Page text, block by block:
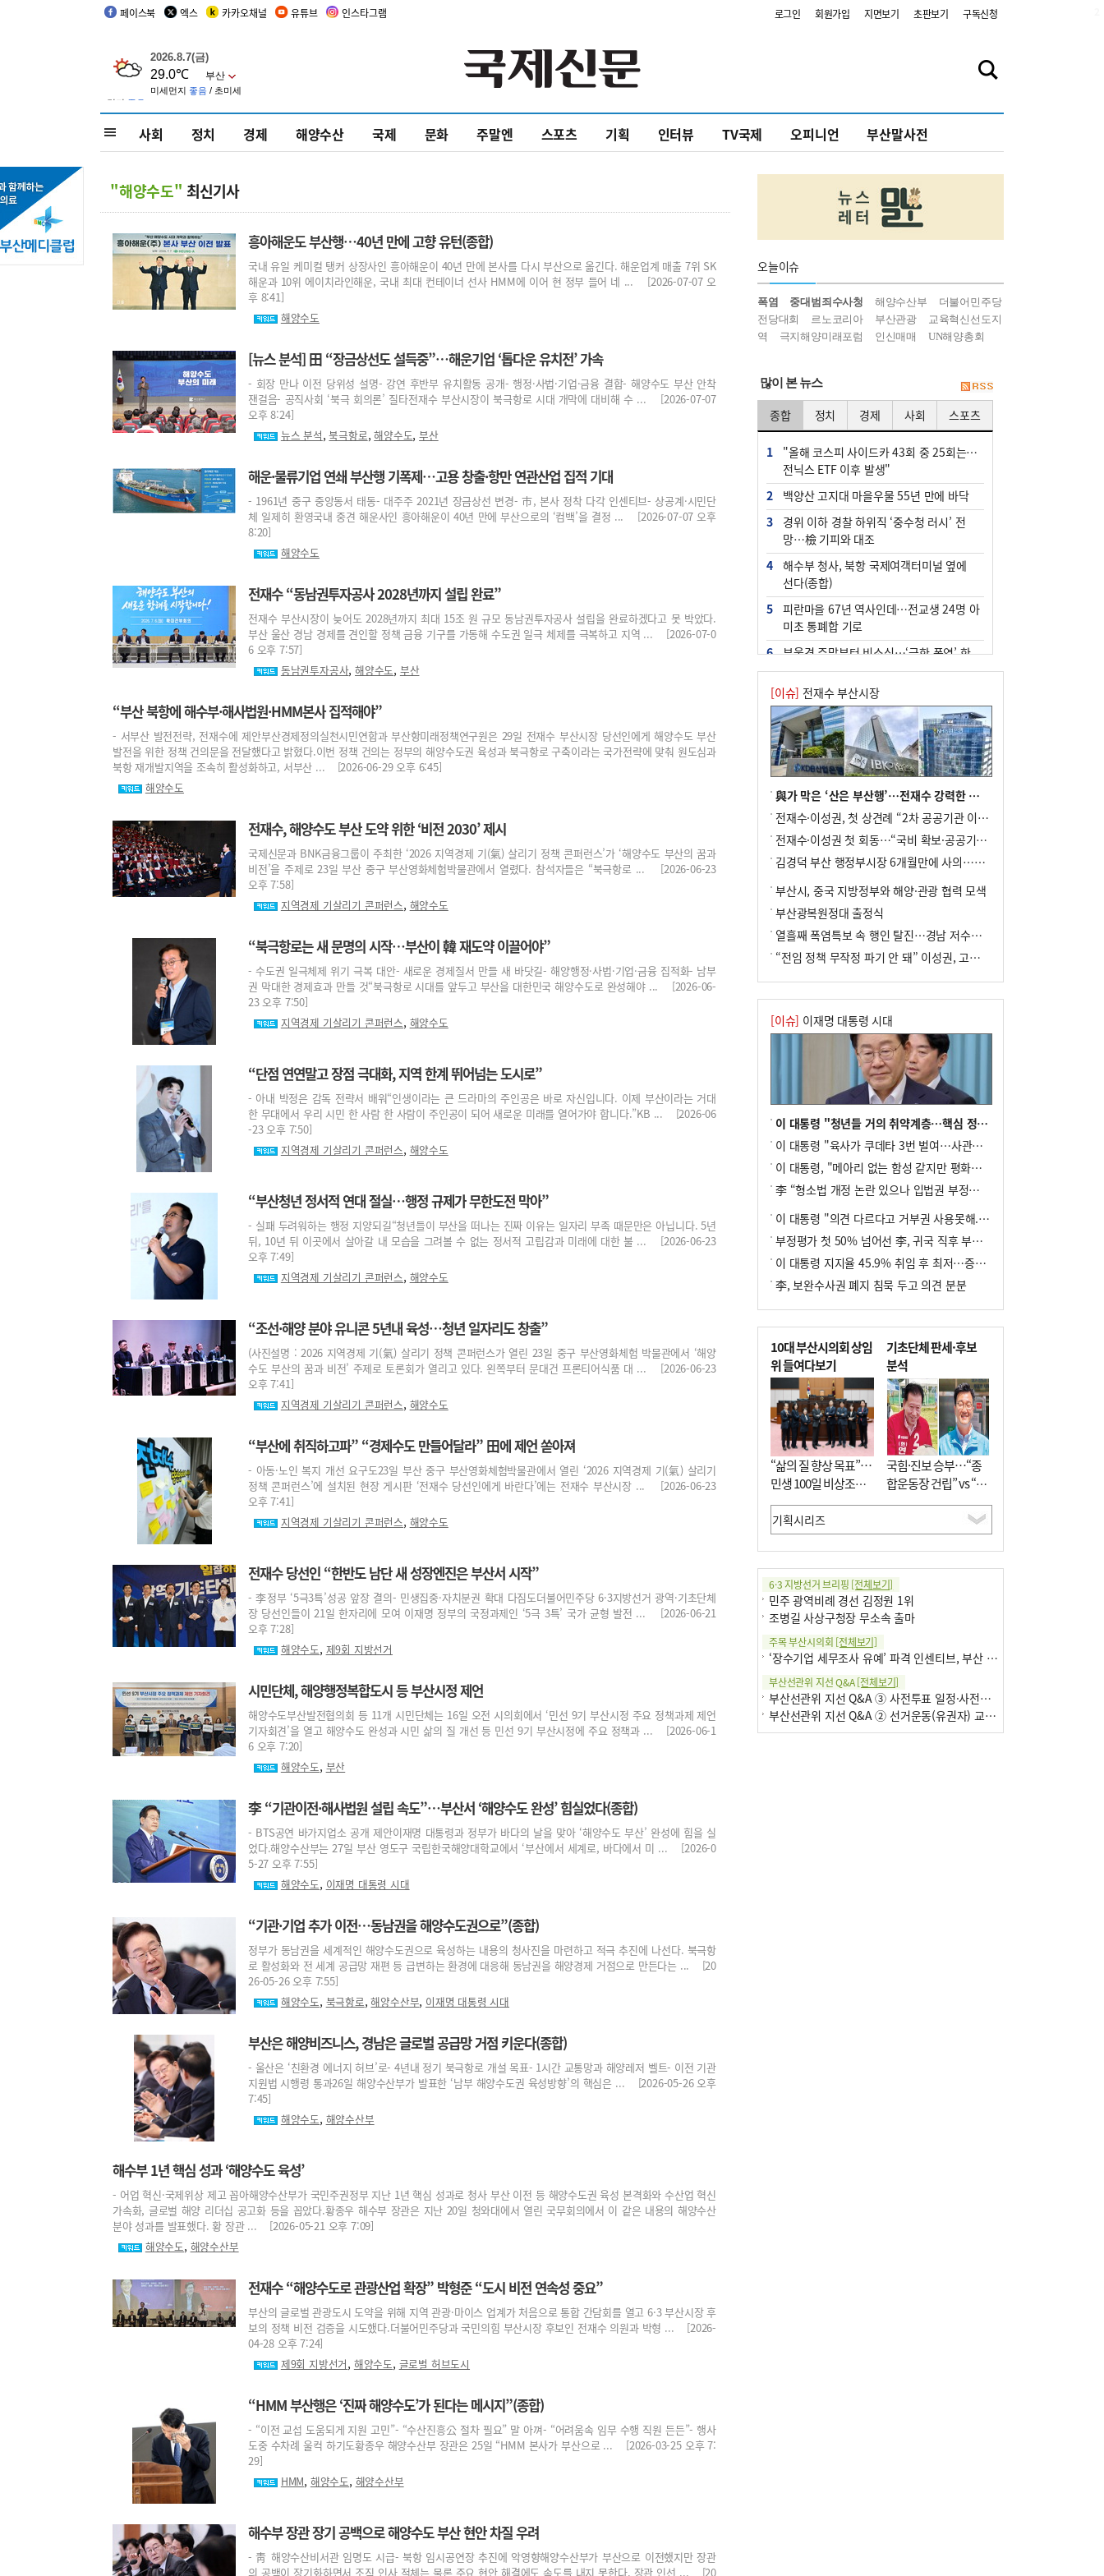
페이스북 엑스 카카오채널 유튜브 인스타그램 로그인 회원가입 지면보기 초판보기 구독신청
사회 정치 경제 해양수산 국제 문화 주말엔 스포츠 기획 인터뷰 TV국제 오피니언 부산말사전
"해양수도" 최신기사
흥아해운도 부산행…40년 만에 고향 유턴(종합)
국내 유일 케미컬 탱커 상장사인 흥아해운이 40년 만에 본사를 다시 부산으로 옮긴다. 해운업계 매출 7위 SK
해운과 10위 에이치라인해운, 국내 최대 컨테이너 선사 HMM에 이어 현 정부 들어 네 ... [2026-07-07 오
후 8:41]
해양수도
[뉴스 분석] 田 “장금상선도 설득중”…해운기업 ‘톱다운 유치전’ 가속
- 회장 만나 이전 당위성 설명- 강연 후반부 유치활동 공개- 행정·사법·기업·금융 결합- 해양수도 부산 안착
잰걸음- 공직사회 ‘북극 회의론’ 질타전재수 부산시장이 북극항로 시대 개막에 대비해 수 ... [2026-07-07
오후 8:24]
뉴스 분석,북극항로,해양수도,부산
해운·물류기업 연쇄 부산행 기폭제…고용 창출·항만 연관산업 집적 기대
- 1961년 중구 중앙동서 태동- 대주주 2021년 장금상선 변경- 市, 본사 정착 다각 인센티브- 상공계·시민단
체 일제히 환영국내 중견 해운사인 흥아해운이 40년 만에 부산으로의 ‘컴백’을 결정 ... [2026-07-07 오후
8:20]
해양수도
전재수 “동남권투자공사 2028년까지 설립 완료”
전재수 부산시장이 늦어도 2028년까지 최대 15조 원 규모 동남권투자공사 설립을 완료하겠다고 못 박았다.
부산 울산 경남 경제를 견인할 정책 금융 기구를 가동해 수도권 일극 체제를 극복하고 지역 ... [2026-07-0
6 오후 7:57]
동남권투자공사,해양수도, 부산
“부산 북항에 해수부·해사법원·HMM본사 집적해야”
- 서부산 발전전략, 전재수에 제안부산경제정의실천시민연합과 부산항미래정책연구원은 29일 전재수 부산시장 당선인에게 해양수도 부산
발전을 위한 정책 건의문을 전달했다고 밝혔다.이번 정책 건의는 정부의 해양수도권 육성과 북극항로 구축이라는 국가전략에 맞춰 원도심과
북항 재개발지역을 조속히 활성화하고, 서부산 ... [2026-06-29 오후 6:45]
해양수도
전재수, 해양수도 부산 도약 위한 ‘비전 2030’ 제시
국제신문과 BNK금융그룹이 주최한 ‘2026 지역경제 기(氣) 살리기 정책 콘퍼런스’가 ‘해양수도 부산의 꿈과
비전’을 주제로 23일 부산 중구 부산영화체험박물관에서 열렸다. 참석자들은 “북극항로 ... [2026-06-23
오후 7:58]
지역경제 기살리기 콘퍼런스, 해양수도
“북극항로는 새 문명의 시작…부산이 韓 재도약 이끌어야”
- 수도권 일극체제 위기 극복 대안- 새로운 경제질서 만들 새 바닷길- 해양행정·사법·기업·금융 집적화- 남부
권 막대한 경제효과 만들 것“북극항로 시대를 앞두고 부산을 대한민국 해양수도로 완성해야 ... [2026-06-
23 오후 7:50]
지역경제 기살리기 콘퍼런스, 해양수도
“단점 연연말고 장점 극대화, 지역 한계 뛰어넘는 도시로”
- 아내 박정은 감독 전략서 배워“인생이라는 큰 드라마의 주인공은 바로 자신입니다. 이제 부산이라는 거대
한 무대에서 우리 시민 한 사람 한 사람이 주인공이 되어 새로운 미래를 열어가야 합니다.”KB ... [2026-06
-23 오후 7:50]
지역경제 기살리기 콘퍼런스, 해양수도
“부산청년 정서적 연대 절실…행정 규제가 무한도전 막아”
- 실패 두려워하는 행정 지양되길“청년들이 부산을 떠나는 진짜 이유는 일자리 부족 때문만은 아닙니다. 5년
뒤, 10년 뒤 이곳에서 살아갈 내 모습을 그려볼 수 없는 정서적 고립감과 미래에 대한 불 ... [2026-06-23
오후 7:49]
지역경제 기살리기 콘퍼런스, 해양수도
“조선·해양 분야 유니콘 5년내 육성…청년 일자리도 창출”
(사진설명 : 2026 지역경제 기(氣) 살리기 정책 콘퍼런스가 열린 23일 중구 부산영화체험 박물관에서 ‘해양
수도 부산의 꿈과 비전’ 주제로 토론회가 열리고 있다. 왼쪽부터 문대건 프론티어식품 대 ... [2026-06-23
오후 7:41]
지역경제 기살리기 콘퍼런스, 해양수도
“부산에 취직하고파” “경제수도 만들어달라” 田에 제언 쏟아져
- 아동·노인 복지 개선 요구도23일 부산 중구 부산영화체험박물관에서 열린 ‘2026 지역경제 기(氣) 살리기
정책 콘퍼런스’에 설치된 현장 게시판 ‘전재수 당선인에게 바란다’에는 전재수 부산시장 ... [2026-06-23
오후 7:41]
지역경제 기살리기 콘퍼런스, 해양수도
전재수 당선인 “한반도 남단 새 성장엔진은 부산서 시작”
- 李정부 ‘5극3특’성공 앞장 결의- 민생집중·자치분권 확대 다짐도더불어민주당 6·3지방선거 광역·기초단체
장 당선인들이 21일 한자리에 모여 이재명 정부의 국정과제인 ‘5극 3특’ 국가 균형 발전 ... [2026-06-21
오후 7:28]
해양수도, 제9회 지방선거
시민단체, 해양행정복합도시 등 부산시정 제언
해양수도부산발전협의회 등 11개 시민단체는 16일 오전 시의회에서 ‘민선 9기 부산시정 주요 정책과제 제언
기자회견’을 열고 해양수도 완성과 시민 삶의 질 개선 등 민선 9기 부산시정에 주요 정책과 ... [2026-06-1
6 오후 7:20]
해양수도, 부산
李 “기관이전·해사법원 설립 속도”…부산서 ‘해양수도 완성’ 힘실었다(종합)
- BTS공연 바가지업소 공개 제안이재명 대통령과 정부가 바다의 날을 맞아 ‘해양수도 부산’ 완성에 힘을 실
었다.해양수산부는 27일 부산 영도구 국립한국해양대학교에서 ‘부산에서 세계로, 바다에서 미 ... [2026-0
5-27 오후 7:55]
해양수도, 이재명 대통령 시대
“기관·기업 추가 이전…동남권을 해양수도권으로”(종합)
정부가 동남권을 세계적인 해양수도권으로 육성하는 내용의 청사진을 마련하고 적극 추진에 나선다. 북극항
로 활성화와 전 세계 공급망 재편 등 급변하는 환경에 대응해 동남권을 해양경제 거점으로 만든다는 ... [20
26-05-26 오후 7:55]
해양수도, 북극항로,해양수산부, 이재명 대통령 시대
부산은 해양비즈니스, 경남은 글로벌 공급망 거점 키운다(종합)
- 울산은 ‘친환경 에너지 허브’로- 4년내 정기 북극항로 개설 목표- 1시간 교통망과 해양레저 벨트- 이전 기관
지원법 시행령 통과26일 해양수산부가 발표한 ‘남부 해양수도권 육성방향’의 핵심은 ... [2026-05-26 오후
7:45]
해양수도, 해양수산부
해수부 1년 핵심 성과 ‘해양수도 육성’
- 어업 혁신·국제위상 제고 꼽아해양수산부가 국민주권정부 지난 1년 핵심 성과로 청사 부산 이전 등 해양수도권 육성 본격화와 수산업 혁신
가속화, 글로벌 해양 리더십 공고화 등을 꼽았다.황종우 해수부 장관은 지난 20일 청와대에서 열린 국무회의에서 이 같은 내용의 해양수산
분야 성과를 발표했다. 황 장관 ... [2026-05-21 오후 7:09]
해양수도, 해양수산부
전재수 “해양수도로 관광산업 확장” 박형준 “도시 비전 연속성 중요”
부산의 글로벌 관광도시 도약을 위해 지역 관광·마이스 업계가 처음으로 통합 간담회를 열고 6·3 부산시장 후
보의 정책 비전 검증을 시도했다.더불어민주당과 국민의힘 부산시장 후보인 전재수 의원과 박형 ... [2026-
04-28 오후 7:24]
제9회 지방선거, 해양수도, 글로벌 허브도시
“HMM 부산행은 ‘진짜 해양수도’가 된다는 메시지”(종합)
- “이전 교섭 도움되게 지원 고민”- “수산진흥公 절차 필요” 말 아껴- “어려움속 임무 수행 직원 든든”- 행사
도중 수차례 울컥 하기도황종우 해양수산부 장관은 25일 “HMM 본사가 부산으로 ... [2026-03-25 오후 7:
29]
HMM, 해양수도, 해양수산부
해수부 장관 장기 공백으로 해양수도 부산 현안 차질 우려
- 靑 해양수산비서관 임명도 시급- 북항 임시공연장 추진에 악영향해양수산부가 부산으로 이전했지만 장관
의 공백이 장기화하면서 조직 인사 적체는 물론 주요 현안 해결에도 속도를 내지 못한다. 장관 인선 ... [20
오늘이슈
폭염 중대범죄수사청 해양수산부
더불어민주당
전당대회
르노코리아 부산관광
교육혁신선도지
역
극지해양미래포럼 인신매매 UN해양총회
많이 본 뉴스
종합 정치 경제 사회 스포츠
1
"올해 코스피 사이드카 43회 중 25회는 삼
전닉스 ETF 이후 발생"
2
백양산 고지대 마을우물 55년 만에 바닥
3
경위 이하 경찰 하위직 ‘중수청 러시’ 전
망…檢 기피와 대조
4
해수부 청사, 북항 국제여객터미널 옆에
선다(종합)
5
피란마을 67년 역사인데…전교생 24명 아
미초 통폐합 기로
6
부울경 주말부터 비소식…‘극한 폭염’ 한
풀 꺾일 듯
7
“낙동강권 삼락·을숙도·다대포 연결해 서
부산 관광 키우자”
8
오늘의 날씨- 2026년 8월 7일
9
외국인 선원 ‘인신매매 경유지’ 된 부산…
10 [사설] 해수부 신청사 북항으로 확정, 해양
수도 도약의 전환점
[이슈] 전재수 부산시장
與가 막은 ‘산은 부산행’…전재수 강력한 의지 표명 없인 공염불
전재수·이성권, 첫 상견례 “2차 공공기관 이전 초당 협력”(종합)
전재수·이성권 첫 회동…“국비 확보·공공기관 이전 협력”
김경덕 부산 행정부시장 6개월만에 사의…후임 인선 촉각
부산시, 중국 지방정부와 해양·관광 협력 모색
부산광복원정대 출정식
열흘째 폭염특보 속 행인 탈진…경남 저수율 평년의 절반
“전임 정책 무작정 파기 안 돼” 이성권, 고강도 ‘전재수 견제’ 예고
[이슈] 이재명 대통령 시대
이 대통령 "청년들 거의 취약계층…핵심 정책 재편""
이 대통령 "육사가 쿠데타 3번 벌여…사관학교 통합 신속히 추진"
이 대통령, "메아리 없는 함성 같지만 평화공존책 계속해야"
李 “형소법 개정 논란 있으나 입법권 부정할 만큼은 아냐”(종합)
이 대통령 "의견 다르다고 거부권 사용못해.. 입법권 부정할 상황이라 보기 어려워"
부정평가 첫 50% 넘어선 李, 귀국 직후 부동산·증시 점검(종합)
이 대통령 지지율 45.9% 취임 후 최저…증시 폭락·연임 개헌 논란 영향
李, 보완수사권 폐지 침묵 두고 의견 분분
10대 부산시의회 상임
위 들여다보기
“삶의 질 향상 목표”…
민생 100일 비상조치
면밀 심사
기초단체 판세·후보
분석
국힘·진보 승부…“종
합운동장 건립” vs “출
근 공공버스 도입”
6·3 지방선거 브리핑 [전체보기]
민주 광역비례 경선 김정원 1위
조병길 사상구청장 무소속 출마
주목 부산시의회 [전체보기]
‘장수기업 세무조사 유예’ 파격 인센티브, 부산 유출 막을까
부산선관위 지선 Q&A[전체보기]
부산선관위 지선 Q&A ③ 사전투표 일정·사전투표함 보관
부산선관위 지선 Q&A ② 선거운동(유권자) 교육감투표용지